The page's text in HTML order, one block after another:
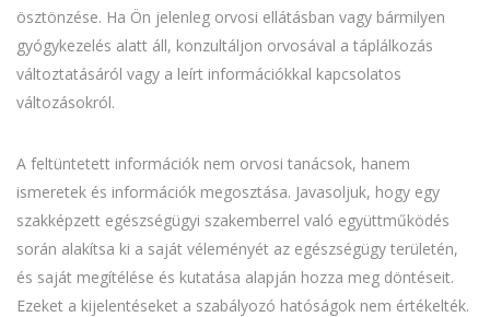
ösztönzése. Ha Ön jelenleg orvosi ellátásban vagy bármilyen
gyógykezelés alatt áll, konzultáljon orvosával a táplálkozás
változtatásáról vagy a leírt információkkal kapcsolatos
változásokról.
A feltüntetett információk nem orvosi tanácsok, hanem
ismeretek és információk megosztása. Javasoljuk, hogy egy
szakképzett egészségügyi szakemberrel való együttműködés
során alakítsa ki a saját véleményét az egészségügy területén,
és saját megítélése és kutatása alapján hozza meg döntéseit.
Ezeket a kijelentéseket a szabályozó hatóságok nem értékelték.